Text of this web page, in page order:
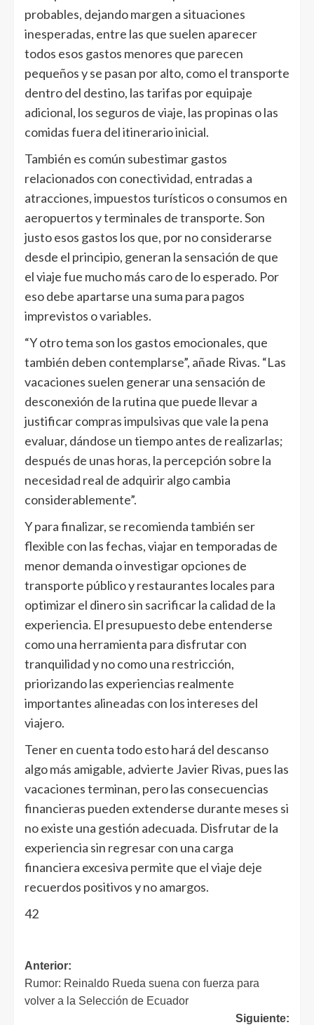
probables, dejando margen a situaciones
inesperadas, entre las que suelen aparecer
todos esos gastos menores que parecen
pequeños y se pasan por alto, como el transporte
dentro del destino, las tarifas por equipaje
adicional, los seguros de viaje, las propinas o las
comidas fuera del itinerario inicial.
También es común subestimar gastos
relacionados con conectividad, entradas a
atracciones, impuestos turísticos o consumos en
aeropuertos y terminales de transporte. Son
justo esos gastos los que, por no considerarse
desde el principio, generan la sensación de que
el viaje fue mucho más caro de lo esperado. Por
eso debe apartarse una suma para pagos
imprevistos o variables.
“Y otro tema son los gastos emocionales, que
también deben contemplarse”, añade Rivas. “Las
vacaciones suelen generar una sensación de
desconexión de la rutina que puede llevar a
justificar compras impulsivas que vale la pena
evaluar, dándose un tiempo antes de realizarlas;
después de unas horas, la percepción sobre la
necesidad real de adquirir algo cambia
considerablemente”.
Y para finalizar, se recomienda también ser
flexible con las fechas, viajar en temporadas de
menor demanda o investigar opciones de
transporte público y restaurantes locales para
optimizar el dinero sin sacrificar la calidad de la
experiencia. El presupuesto debe entenderse
como una herramienta para disfrutar con
tranquilidad y no como una restricción,
priorizando las experiencias realmente
importantes alineadas con los intereses del
viajero.
Tener en cuenta todo esto hará del descanso
algo más amigable, advierte Javier Rivas, pues las
vacaciones terminan, pero las consecuencias
financieras pueden extenderse durante meses si
no existe una gestión adecuada. Disfrutar de la
experiencia sin regresar con una carga
financiera excesiva permite que el viaje deje
recuerdos positivos y no amargos.
42
Anterior:
Rumor: Reinaldo Rueda suena con fuerza para
volver a la Selección de Ecuador
Siguiente: